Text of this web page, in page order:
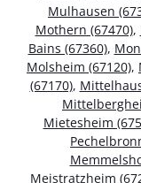
Mulhausen
Mothern (67470),
Bains (67360),
Molsheim (67120),
(67170),
Mietesheim
Meistratzheim